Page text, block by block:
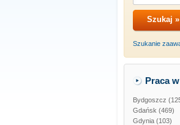
Szukanie
Praca
Bydgoszcz
Gdańsk (469)
Gdynia (103)